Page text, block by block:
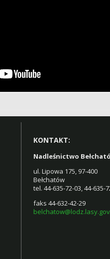
KONTAKT:
Nadleśnictwo
ul. Lipowa 175, 97-400
Bełchatów
tel. 44-635-72-03, 44-635-
faks 44-632-42-29